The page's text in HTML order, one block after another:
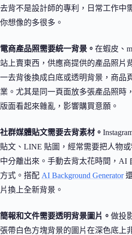
去背不是設計師的專利，日常工作中
你想像的多很多。
電商產品照需要統一背景。 在蝦皮、
站上賣東西，供應商提供的產品照片
一去背後換成白底或透明背景，商品
業。尤其是同一頁面放多張產品照時
版面看起來雜亂，影響購買意願。
社群媒體貼文需要去背素材。
貼文、LINE 貼圖，經常需要把人物
中分離出來。手動去背太花時間，AI
方式。搭配 AI Background Generator
片換上全新背景。
簡報和文件需要透明背景圖片。 做投
張帶白色方塊背景的圖片在深色底上